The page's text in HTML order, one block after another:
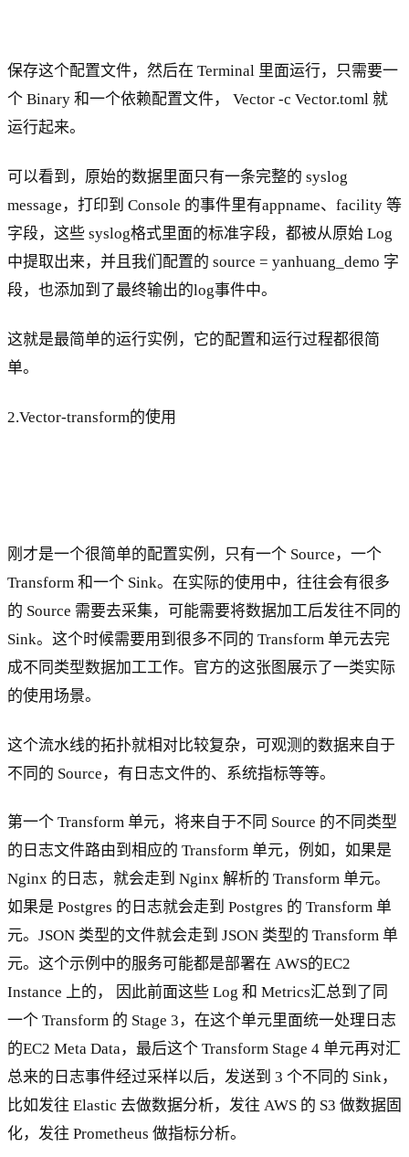
保存这个配置文件，然后在 Terminal 里面运行，只需要一
个 Binary 和一个依赖配置文件， Vector -c Vector.toml 就
运行起来。
可以看到，原始的数据里面只有一条完整的 syslog
message，打印到 Console 的事件里有appname、facility 等
字段，这些 syslog格式里面的标准字段，都被从原始 Log
中提取出来，并且我们配置的 source = yanhuang_demo 字
段，也添加到了最终输出的log事件中。
这就是最简单的运行实例，它的配置和运行过程都很简
单。
2.Vector-transform的使用
刚才是一个很简单的配置实例，只有一个 Source，一个
Transform 和一个 Sink。在实际的使用中，往往会有很多
的 Source 需要去采集，可能需要将数据加工后发往不同的
Sink。这个时候需要用到很多不同的 Transform 单元去完
成不同类型数据加工工作。官方的这张图展示了一类实际
的使用场景。
这个流水线的拓扑就相对比较复杂，可观测的数据来自于
不同的 Source，有日志文件的、系统指标等等。
第一个 Transform 单元，将来自于不同 Source 的不同类型
的日志文件路由到相应的 Transform 单元，例如，如果是
Nginx 的日志，就会走到 Nginx 解析的 Transform 单元。
如果是 Postgres 的日志就会走到 Postgres 的 Transform 单
元。JSON 类型的文件就会走到 JSON 类型的 Transform 单
元。这个示例中的服务可能都是部署在 AWS的EC2
Instance 上的， 因此前面这些 Log 和 Metrics汇总到了同
一个 Transform 的 Stage 3，在这个单元里面统一处理日志
的EC2 Meta Data，最后这个 Transform Stage 4 单元再对汇
总来的日志事件经过采样以后，发送到 3 个不同的 Sink，
比如发往 Elastic 去做数据分析，发往 AWS 的 S3 做数据固
化，发往 Prometheus 做指标分析。